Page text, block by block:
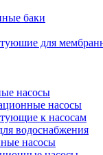
баки
для
насосы
насосы
к насосам
водоснабжения
насосы